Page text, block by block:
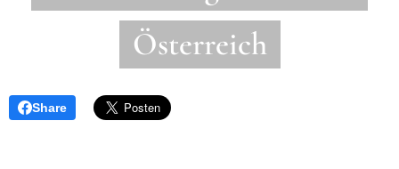
Österreich
Share